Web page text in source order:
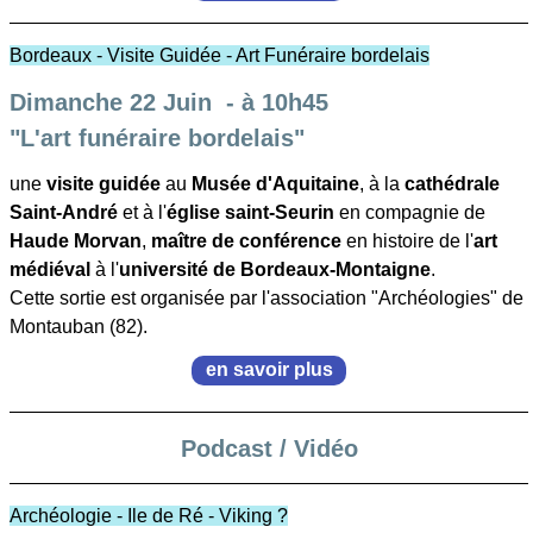
Bordeaux - Visite Guidée - Art Funéraire bordelais
Dimanche 22 Juin - à 10h45
"L'art funéraire bordelais"
une visite guidée au Musée d'Aquitaine, à la cathédrale
Saint-André et à l'église saint-Seurin en compagnie de
Haude Morvan, maître de conférence en histoire de l'art
médiéval à l'université de Bordeaux-Montaigne.
Cette sortie est organisée par l'association "Archéologies" de
Montauban (82).
en savoir plus
Podcast / Vidéo
Archéologie - Ile de Ré - Viking ?